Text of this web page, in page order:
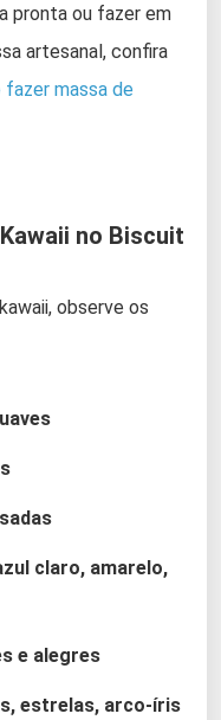
pronta ou fazer em
artesanal, confira
fazer massa de
no Biscuit
observe os
claro, amarelo,
e alegres
estrelas, arco-íris